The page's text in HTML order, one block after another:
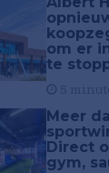
om er
te
Meer
Direct
gym,